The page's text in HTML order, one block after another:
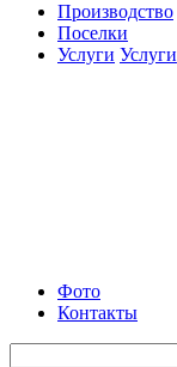
Производство
Поселки
Услуги Услуги
Фото
Контакты